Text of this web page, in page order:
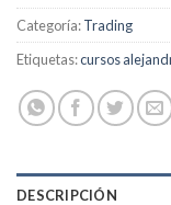
Categoría:Trading
Etiquetas:cursos
DESCRIPCIÓN